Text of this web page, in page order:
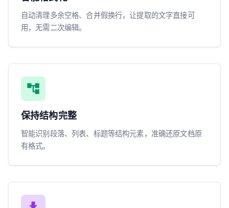
自动清理多余空格、合并假换行，让提取的文字直接可
用，无需二次编辑。
保持结构完整
智能识别段落、列表、标题等结构元素，准确还原文档原
有格式。